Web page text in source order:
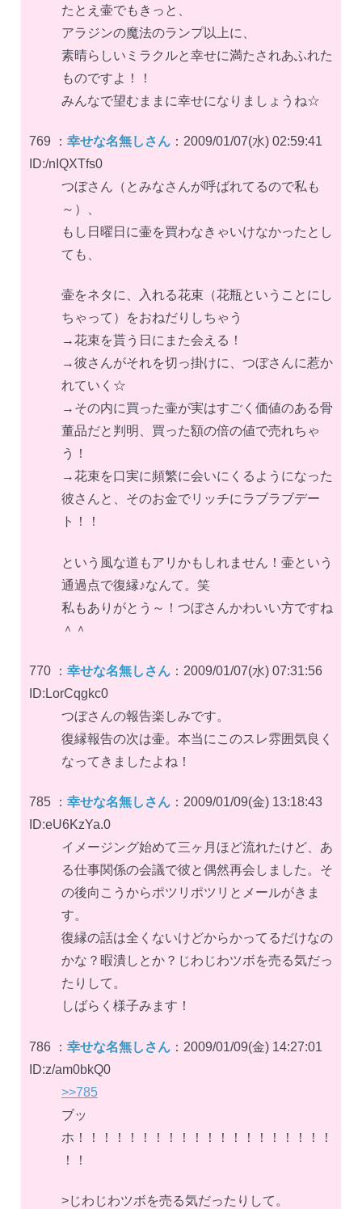
たとえ壷でもきっと、
アラジンの魔法のランプ以上に、
素晴らしいミラクルと幸せに満たされあふれた
ものですよ！！
みんなで望むままに幸せになりましょうね☆
769 ： 幸せな名無しさん ：2009/01/07(水) 02:59:41
ID:/nIQXTfs0
つぼさん（とみなさんが呼ばれてるので私も
～）、
もし日曜日に壷を買わなきゃいけなかったとし
ても、
壷をネタに、入れる花束（花瓶ということにし
ちゃって）をおねだりしちゃう
→花束を貰う日にまた会える！
→彼さんがそれを切っ掛けに、つぼさんに惹か
れていく☆
→その内に買った壷が実はすごく価値のある骨
董品だと判明、買った額の倍の値で売れちゃ
う！
→花束を口実に頻繁に会いにくるようになった
彼さんと、そのお金でリッチにラブラブデー
ト！！
という風な道もアリかもしれません！壷という
通過点で復縁♪なんて。笑
私もありがとう～！つぼさんかわいい方ですね
＾＾
770 ： 幸せな名無しさん ：2009/01/07(水) 07:31:56
ID:LorCqgkc0
つぼさんの報告楽しみです。
復縁報告の次は壷。本当にこのスレ雰囲気良く
なってきましたよね！
785 ： 幸せな名無しさん ：2009/01/09(金) 13:18:43
ID:eU6KzYa.0
イメージング始めて三ヶ月ほど流れたけど、あ
る仕事関係の会議で彼と偶然再会しました。そ
の後向こうからポツリポツリとメールがきま
す。
復縁の話は全くないけどからかってるだけなの
かな？暇潰しとか？じわじわツボを売る気だっ
たりして。
しばらく様子みます！
786 ： 幸せな名無しさん ：2009/01/09(金) 14:27:01
ID:z/am0bkQ0
>>785
ブッ
ホ！！！！！！！！！！！！！！！！！！！！
！！
>じわじわツボを売る気だったりして。